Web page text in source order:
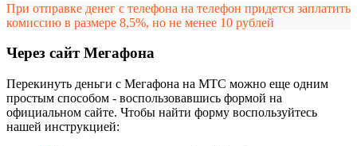
При отправке денег с телефона на телефон придется заплатить
комиссию в размере 8,5%, но не менее 10 рублей
Через сайт Мегафона
Перекинуть деньги с Мегафона на МТС можно еще одним
простым способом - воспользовавшись формой на
официальном сайте. Чтобы найти форму воспользуйтесь
нашей инструкцией: